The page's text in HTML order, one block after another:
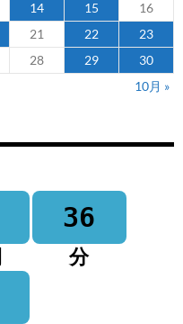
14 15
16
21 22
23
28 29
30
10月 »
36
分